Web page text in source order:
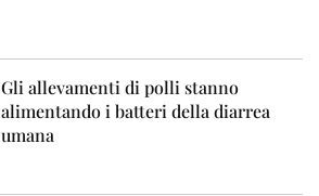
Gli allevamenti di polli stanno
alimentando i batteri della diarrea
umana